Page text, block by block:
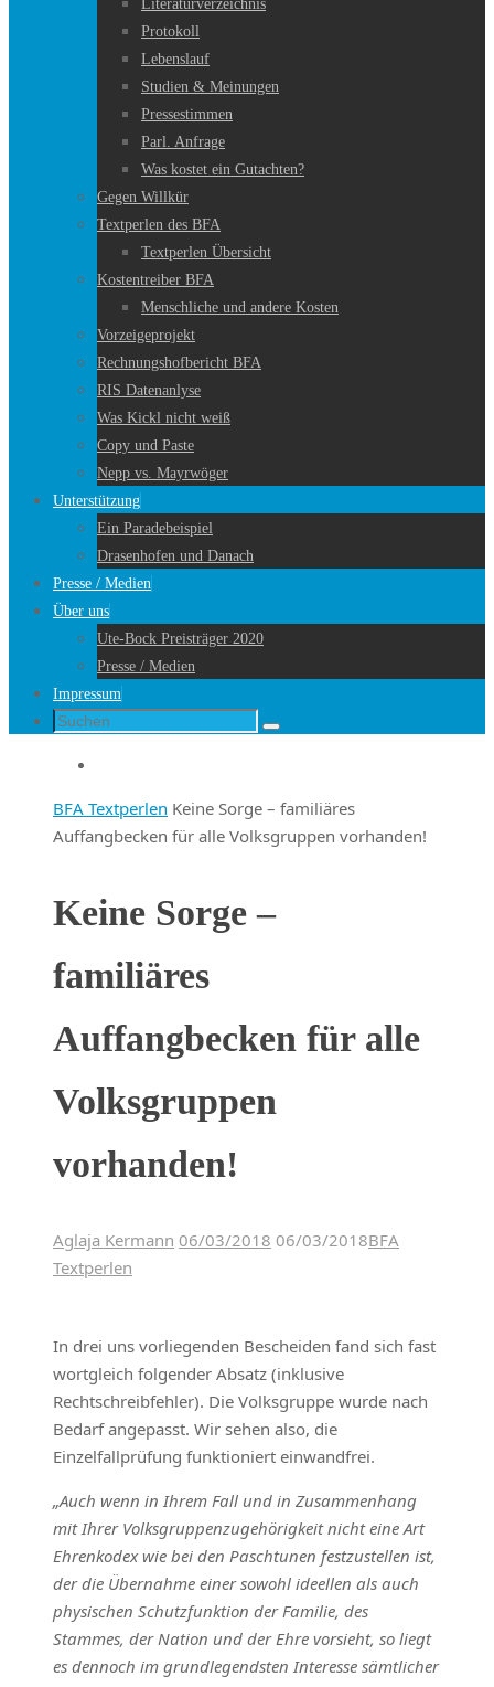
Literaturverzeichnis
Protokoll
Lebenslauf
Studien & Meinungen
Pressestimmen
Parl. Anfrage
Was kostet ein Gutachten?
Gegen Willkür
Textperlen des BFA
Textperlen Übersicht
Kostentreiber BFA
Menschliche und andere Kosten
Vorzeigeprojekt
Rechnungshofbericht BFA
RIS Datenanlyse
Was Kickl nicht weiß
Copy und Paste
Nepp vs. Mayrwöger
Unterstützung
Ein Paradebeispiel
Drasenhofen und Danach
Presse / Medien
Über uns
Ute-Bock Preisträger 2020
Presse / Medien
Impressum
Suche
Suchen
Startseite
BFA Textperlen Keine Sorge – familiäres
Auffangbecken für alle Volksgruppen vorhanden!
Keine Sorge –
familiäres
Auffangbecken für alle
Volksgruppen
vorhanden!
Aglaja Kermann 06/03/2018 06/03/2018BFA
Textperlen
In drei uns vorliegenden Bescheiden fand sich fast
wortgleich folgender Absatz (inklusive
Rechtschreibfehler). Die Volksgruppe wurde nach
Bedarf angepasst. Wir sehen also, die
Einzelfallprüfung funktioniert einwandfrei.
„Auch wenn in Ihrem Fall und in Zusammenhang
mit Ihrer Volksgruppenzugehörigkeit nicht eine Art
Ehrenkodex wie bei den Paschtunen festzustellen ist,
der die Übernahme einer sowohl ideellen als auch
physischen Schutzfunktion der Familie, des
Stammes, der Nation und der Ehre vorsieht, so liegt
es dennoch im grundlegendsten Interesse sämtlicher